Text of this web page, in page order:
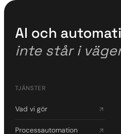
AI och
inte står i
TJÄNSTER
Vad vi gör
Processautomation